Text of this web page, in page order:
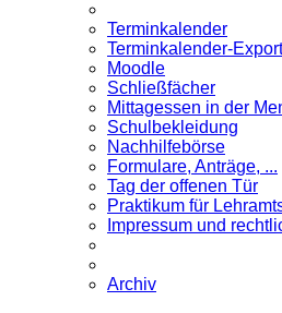
Terminkalender
Terminkalender-Export
Moodle
Schließfächer
Mittagessen in der
Schulbekleidung
Nachhilfebörse
Formulare, Anträge, ...
Tag der offenen Tür
Praktikum für
Impressum und
Archiv